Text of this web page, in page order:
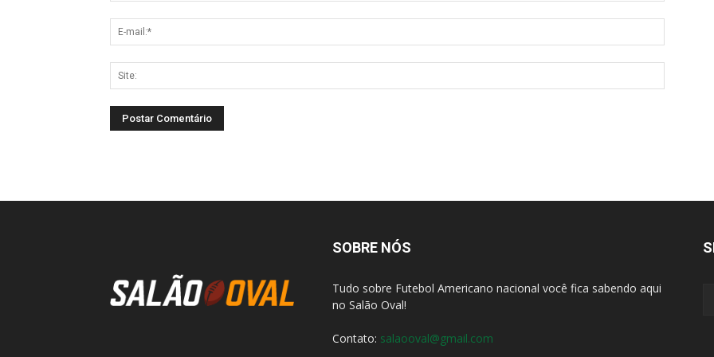
SOBRE NÓS
Tudo sobre Futebol Americano nacional você fica sabendo aqui
no Salão Oval!
Contato: salaooval@gmail.com